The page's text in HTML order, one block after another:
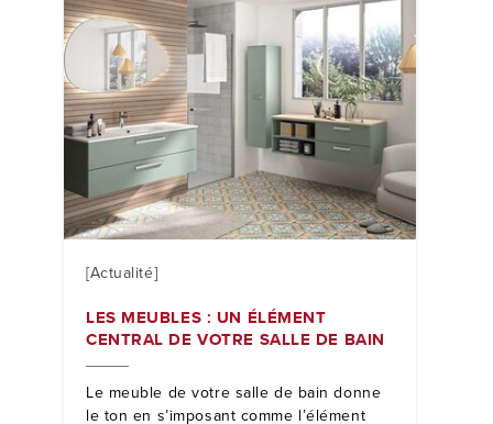
[Actualité]
LES MEUBLES : UN ÉLÉMENT
CENTRAL DE VOTRE SALLE DE BAIN
Le meuble de votre salle de bain donne
le ton en s’imposant comme l’élément